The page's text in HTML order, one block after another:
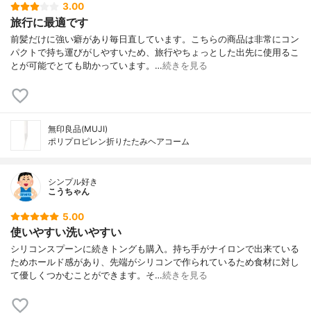
3.00
旅行に最適です
前髪だけに強い癖があり毎日直しています。こちらの商品は非常にコン
パクトで持ち運びがしやすいため、旅行やちょっとした出先に使用るこ
とが可能でとても助かっています。…続きを見る
無印良品(MUJI)
ポリプロピレン折りたたみヘアコーム
シンプル好き
こうちゃん
5.00
使いやすい洗いやすい
シリコンスプーンに続きトングも購入。持ち手がナイロンで出来ている
ためホールド感があり、先端がシリコンで作られているため食材に対し
て優しくつかむことができます。そ…続きを見る